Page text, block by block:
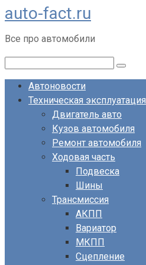
Перейти
к
контенту
auto-fact.ru
Все про автомобили
Автоновости
Техническая эксплуатация
Двигатель авто
Кузов автомобиля
Ремонт автомобиля
Ходовая часть
Подвеска
Шины
Трансмиссия
АКПП
Вариатор
МКПП
Сцепление